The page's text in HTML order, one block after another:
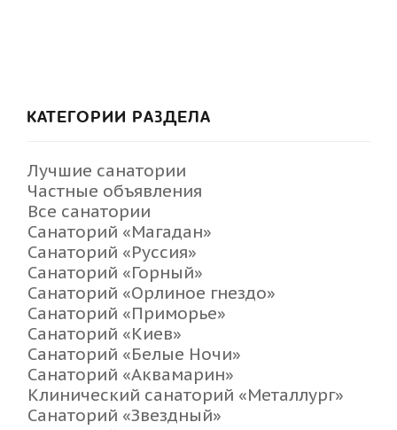
КАТЕГОРИИ РАЗДЕЛА
Лучшие санатории
Частные объявления
Все санатории
Санаторий «Магадан»
Санаторий «Руссия»
Санаторий «Горный»
Санаторий «Орлиное гнездо»
Санаторий «Приморье»
Санаторий «Киев»
Санаторий «Белые Ночи»
Санаторий «Аквамарин»
Клинический санаторий «Металлург»
Санаторий «Звездный»